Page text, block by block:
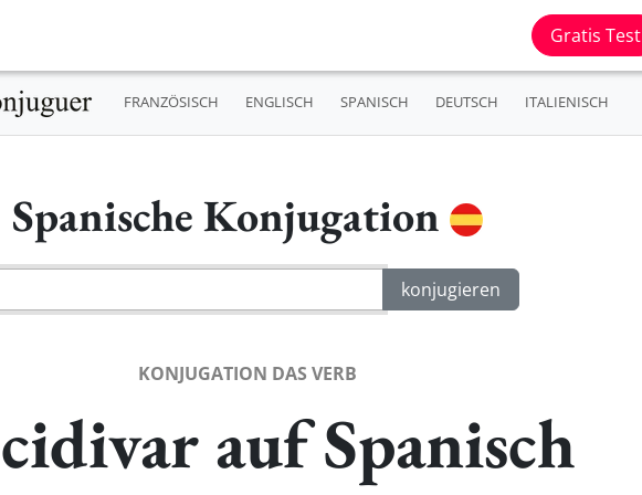
Gratis Test
FRANZÖSISCH ENGLISCH SPANISCH DEUTSCH ITALIENISCH
Spanische Konjugation
KONJUGATION DAS VERB
auf Spanisch